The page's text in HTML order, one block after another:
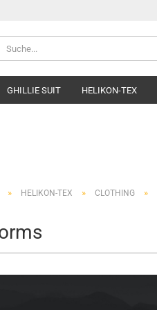
GHILLIE SUIT HELIKON-TEX
Ponchos
» HELIKON-TEX » CLOTHING »